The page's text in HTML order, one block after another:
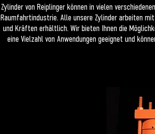
Zylinder von Reiplinger können in vielen
Raumfahrtindustrie. Alle unsere Zylinder arbeiten
und Kräften erhältlich. Wir bieten Ihnen die
eine Vielzahl von Anwendungen geeignet und